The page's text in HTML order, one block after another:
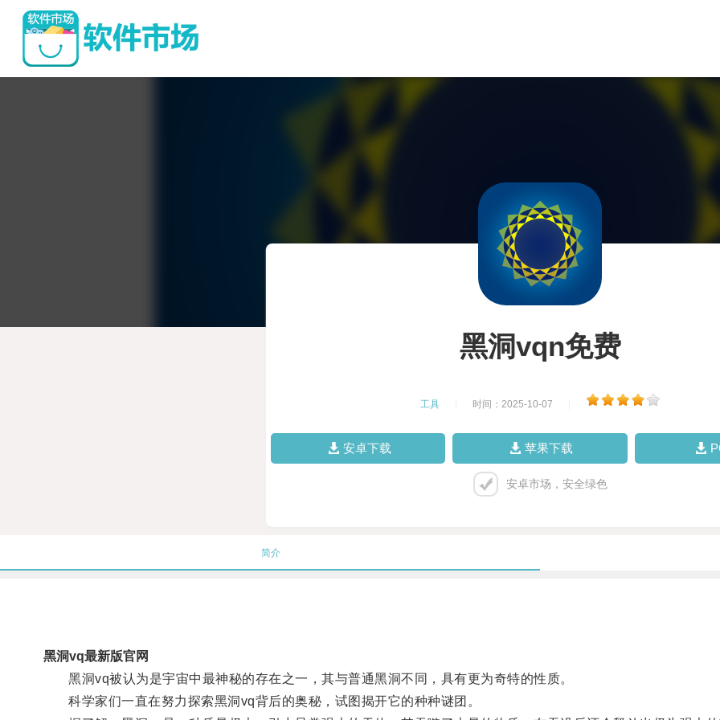
黑洞vqn免费
工具 时间：2025-10-07
安卓下载 苹果下载
安卓市场，安全绿色
简介
黑洞vq最新版官网
黑洞vq被认为是宇宙中最神秘的存在之一，其与普通黑洞不同，具有更为奇特的性质。
科学家们一直在努力探索黑洞vq背后的奥秘，试图揭开它的种种谜团。